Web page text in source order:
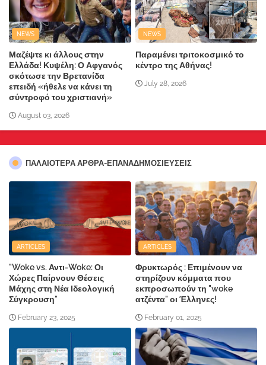
NEWS
Μαζέψτε κι άλλους στην
Ελλάδα! Κυψέλη: Ο Αφγανός
σκότωσε την Βρετανίδα
επειδή «ήθελε να κάνει τη
σύντροφό του χριστιανή»
August 03, 2026
NEWS
Παραμένει τριτοκοσμικό το
κέντρο της Αθήνας!
July 28, 2026
ΠΑΛΑΙΟΤΕΡΑ ΑΡΘΡΑ-ΕΠΑΝΑΔΗΜΟΣΙΕΥΣΕΙΣ
ARTICLES
"Woke vs. Αντι-Woke: Οι
Χώρες Παίρνουν Θέσεις
Μάχης στη Νέα Ιδεολογική
Σύγκρουση"
February 23, 2025
ARTICLES
Φρυκτωρός : Επιμένουν να
στηρίζουν κόμματα που
εκπροσωπούν τη "woke
ατζέντα" οι Έλληνες!
February 01, 2025